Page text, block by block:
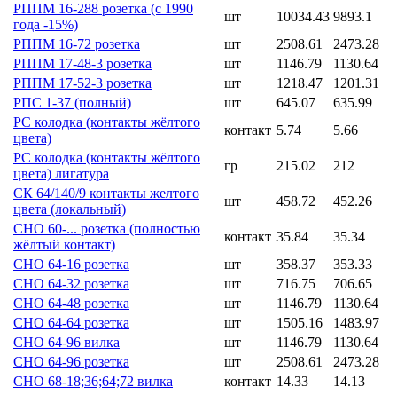
РППМ 16-288 розетка (с 1990
года -15%)
шт 10034.43 9893.1
РППМ 16-72 розетка
шт 2508.61
2473.28
РППМ 17-48-3 розетка
шт 1146.79
1130.64
РППМ 17-52-3 розетка
шт 1218.47
1201.31
РПС 1-37 (полный)
шт 645.07
635.99
РС колодка (контакты жёлтого
цвета)
контакт 5.74
5.66
РС колодка (контакты жёлтого
цвета) лигатура
гр 215.02
212
СК 64/140/9 контакты желтого
цвета (локальный)
шт 458.72
452.26
СНО 60-... розетка (полностью
жёлтый контакт)
контакт 35.84
35.34
СНО 64-16 розетка
шт 358.37
353.33
СНО 64-32 розетка
шт 716.75
706.65
СНО 64-48 розетка
шт 1146.79
1130.64
СНО 64-64 розетка
шт 1505.16
1483.97
СНО 64-96 вилка
шт 1146.79
1130.64
СНО 64-96 розетка
шт 2508.61
2473.28
СНО 68-18;36;64;72 вилка
контакт 14.33
14.13